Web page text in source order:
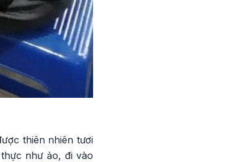
thiên nhiên tươi
như ảo, đi vào